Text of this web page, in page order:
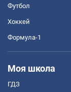
Футбол
Хоккей
Формула-1
Моя школа
ГДЗ